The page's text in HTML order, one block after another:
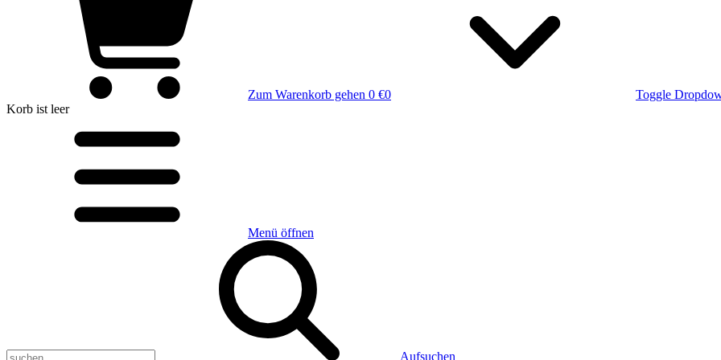
Zum Warenkorb gehen 0 €0
Toggle
Korb ist leer
Menü öffnen
Aufsuchen